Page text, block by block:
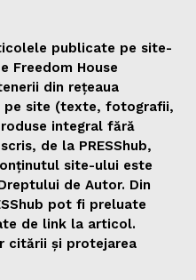
publicate pe site-
Freedom House
din rețeaua
pe site (texte, fotografii,
integral fără
de la PRESShub,
site-ului este
de Autor. Din
pot fi preluate
de link la articol.
citării și protejarea